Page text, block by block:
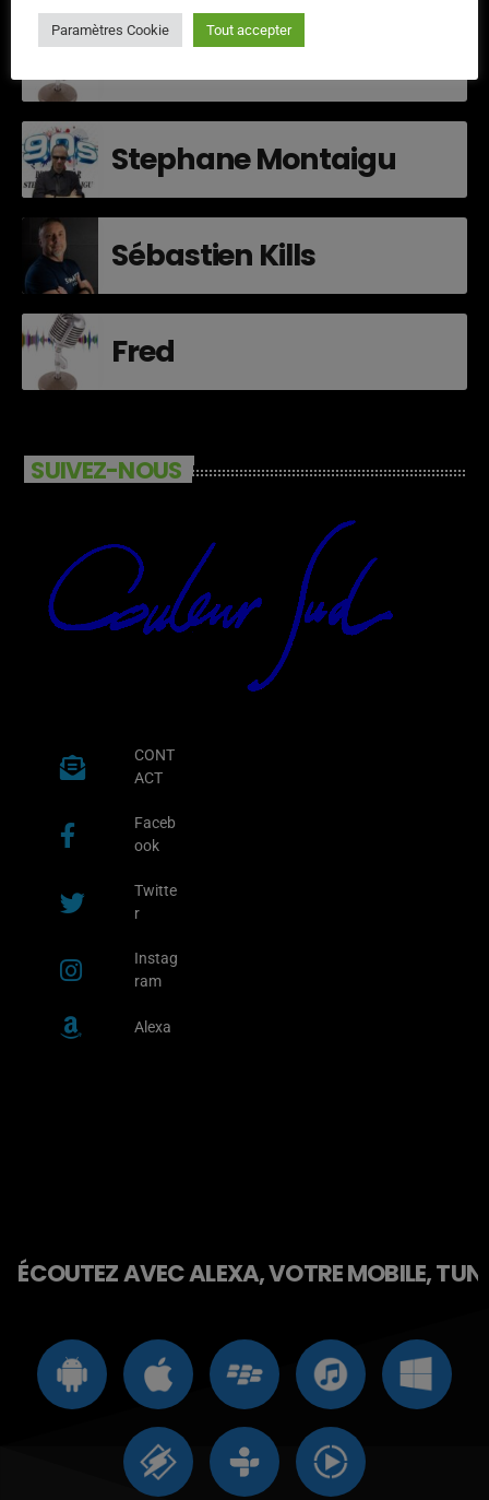
Stephane Montaigu
Sébastien Kills
Fred
SUIVEZ-NOUS
CONT
ACT
Faceb
ook
Twitte
r
Instag
ram
Alexa
ÉCOUTEZ AVEC ALEXA, VOTRE MOBILE,
Paramètres Cookie Tout accepter